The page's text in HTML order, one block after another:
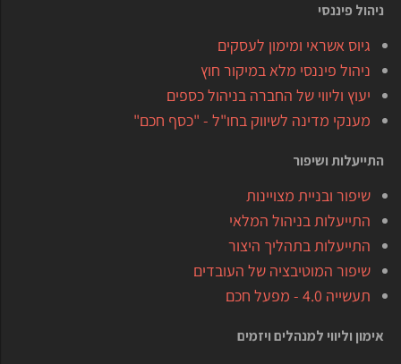
ניהול פיננסי
גיוס אשראי ומימון לעסקים
ניהול פיננסי מלא במיקור חוץ
יעוץ וליווי של החברה בניהול כספים
מענקי מדינה לשיווק בחו"ל - "כסף חכם"
התייעלות ושיפור
שיפור ובניית מצויינות
התייעלות בניהול המלאי
התייעלות בתהליך היצור
שיפור המוטיבציה של העובדים
תעשייה 4.0 - מפעל חכם
אימון וליווי למנהלים ויזמים